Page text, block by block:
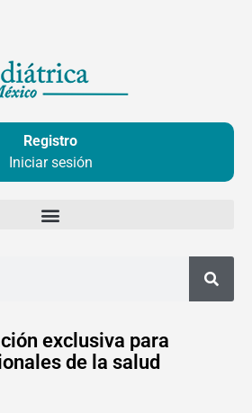
Registro
Iniciar sesión
exclusiva para
de la salud